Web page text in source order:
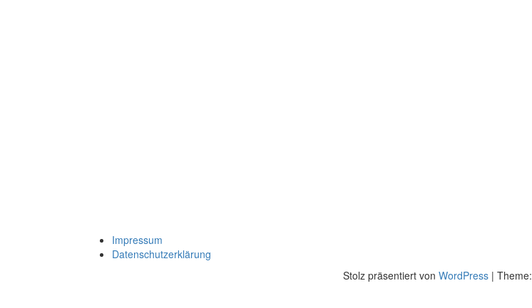
Impressum
Datenschutzerklärung
Stolz präsentiert von WordPress | Theme: